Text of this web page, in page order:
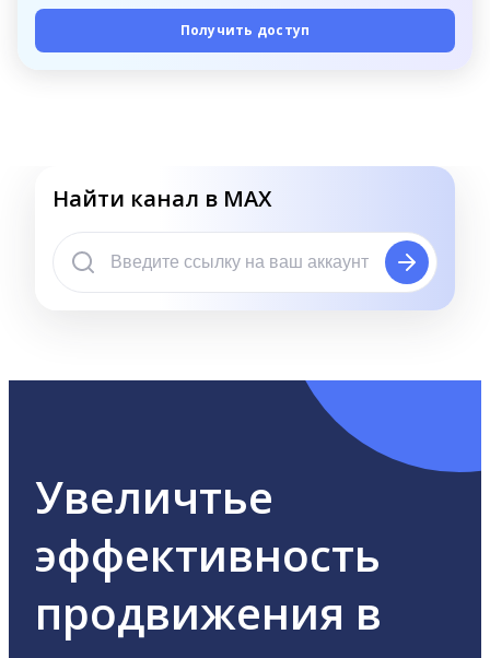
Получить доступ
Найти канал в MAX
Увеличтье
эффективность
продвижения в